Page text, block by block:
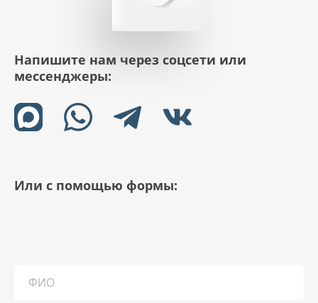
Напишите нам через соцсети или
мессенджеры:
Или с помощью формы: